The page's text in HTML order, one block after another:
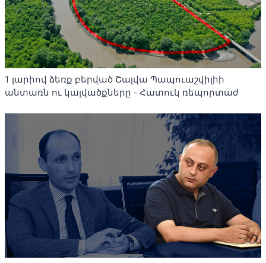
1 լարիով ձեռք բերված Շալվա Պապուաշվիլիի
անտառն ու կալվածքները - Հատուկ ռեպորտաժ